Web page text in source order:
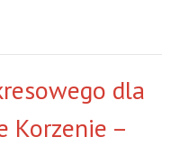
dla
Korzenie –